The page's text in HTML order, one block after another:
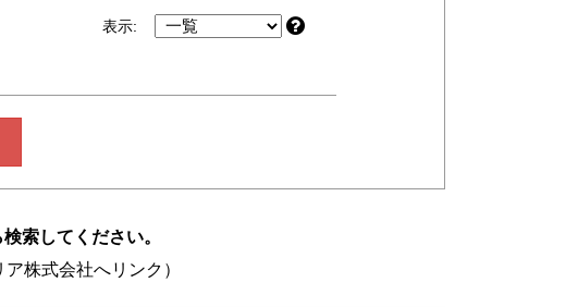
表示:
索してください。
ア株式会社へリンク）